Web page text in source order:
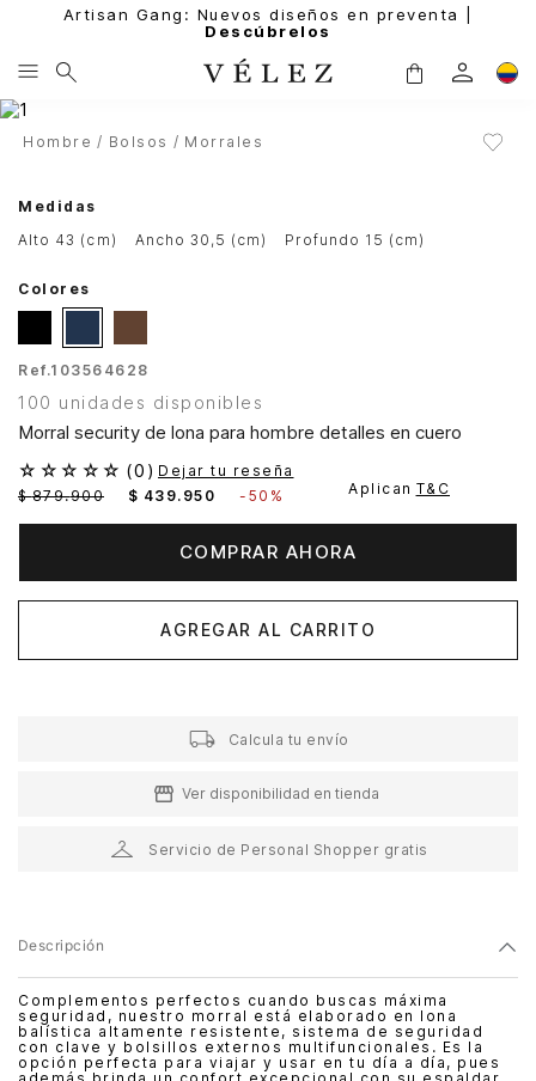
Artisan Gang: Nuevos diseños en preventa |
Descúbrelos
Hombre Bolsos Morrales
Medidas
alto 43 (cm)
ancho 30,5 (cm) profundo 15 (cm)
Colores
Ref.103564628
100 unidades disponibles
Morral security de lona para hombre detalles en cuero
☆ ☆ ☆ ☆ ☆ (0 ) Dejar tu reseña
$ 879.900 $ 439. 950 - 50% Aplican T&C
COMPRAR AHORA
AGREGAR AL CARRITO
Calcula tu envío
Ver disponibilidad en tienda
Servicio de Personal Shopper gratis
Descripción
Complementos perfectos cuando buscas máxima
seguridad, nuestro morral está elaborado en lona
balística altamente resistente, sistema de seguridad
con clave y bolsillos externos multifuncionales. Es la
opción perfecta para viajar y usar en tu día a día, pues